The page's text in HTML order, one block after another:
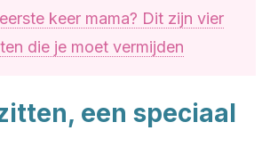
keer mama? Dit zijn vier
die je moet vermijden
een speciaal